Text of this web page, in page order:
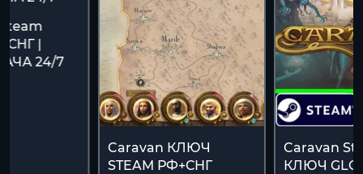
|
24/7
Caravan КЛЮЧ
STEAM РФ+СНГ
Caravan
КЛЮЧ